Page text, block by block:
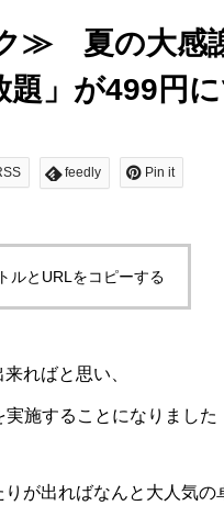
≫ 夏の大感
」が499円
feedly Pin it
ルとURLをコピーする
ればと思い、
施することになりました
が出ればなんと大人気の